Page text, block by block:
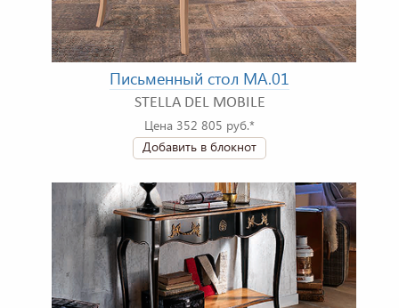
Письменный стол MA.01
STELLA DEL MOBILE
Цена 352 805 руб.*
Добавить в блокнот